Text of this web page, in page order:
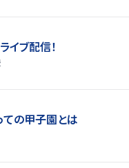
イブ配信！
ての甲子園とは